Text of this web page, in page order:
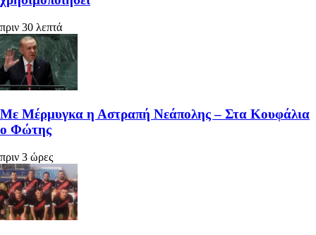
πριν 30 λεπτά
Με Μέρμυγκα η Αστραπή Νεάπολης – Στα Κουφάλια
ο Φώτης
πριν 3 ώρες